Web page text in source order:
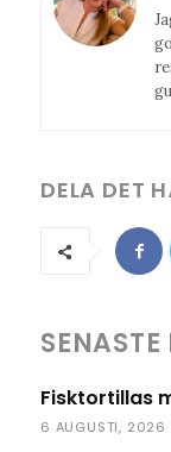
DELA DET
Fisktortillas
6 AUGUSTI, 2026